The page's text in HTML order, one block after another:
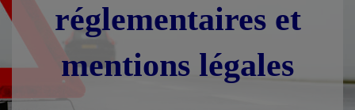
réglementaires et
mentions légales